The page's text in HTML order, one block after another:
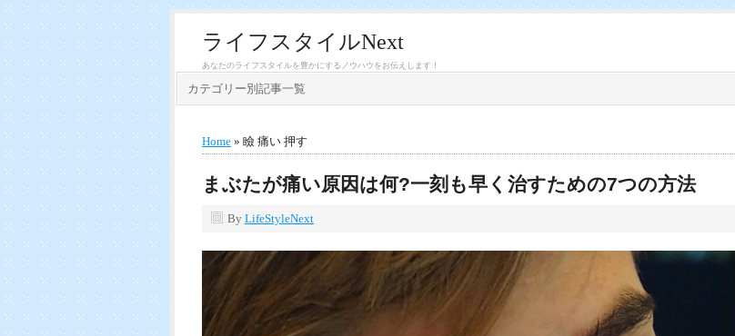
ライフスタイルNext
あなたのライフスタイルを豊かにするノウハウをお伝えします！
カテゴリー別記事一覧
Home » 瞼 痛い 押す
まぶたが痛い原因は何?一刻も早く治すための7つの方法
By LifeStyleNext